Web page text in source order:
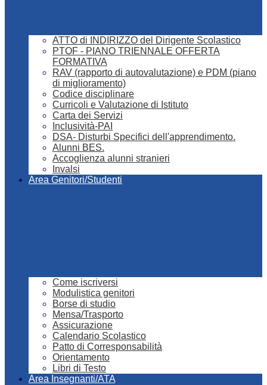
ATTO di INDIRIZZO del Dirigente Scolastico
PTOF - PIANO TRIENNALE OFFERTA
FORMATIVA
RAV (rapporto di autovalutazione) e PDM (piano
di miglioramento)
Codice disciplinare
Curricoli e Valutazione di Istituto
Carta dei Servizi
Inclusività-PAI
DSA- Disturbi Specifici dell'apprendimento.
Alunni BES.
Accoglienza alunni stranieri
Invalsi
Area Genitori/Studenti
Come iscriversi
Modulistica genitori
Borse di studio
Mensa/Trasporto
Assicurazione
Calendario Scolastico
Patto di Corresponsabilità
Orientamento
Libri di Testo
Area Insegnanti/ATA